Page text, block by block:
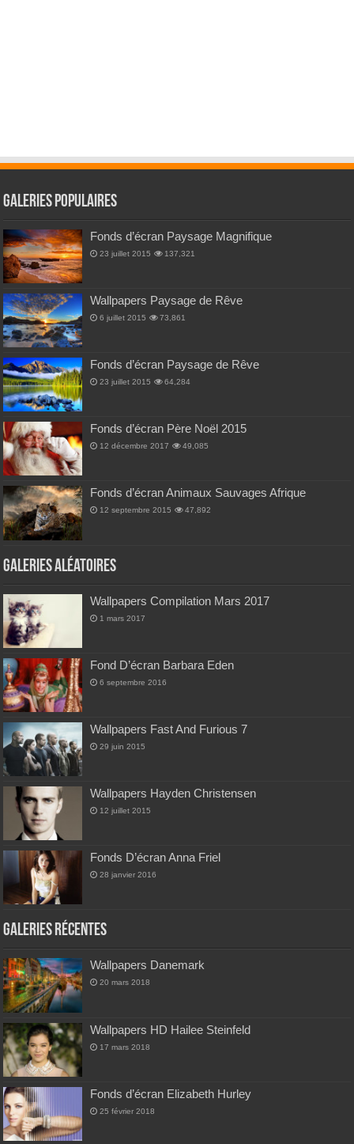
Galeries Populaires
Fonds d’écran Paysage Magnifique
23 juillet 2015 137,321
Wallpapers Paysage de Rêve
6 juillet 2015 73,861
Fonds d’écran Paysage de Rêve
23 juillet 2015 64,284
Fonds d’écran Père Noël 2015
12 décembre 2017 49,085
Fonds d’écran Animaux Sauvages Afrique
12 septembre 2015 47,892
Galeries Aléatoires
Wallpapers Compilation Mars 2017
1 mars 2017
Fond D’écran Barbara Eden
6 septembre 2016
Wallpapers Fast And Furious 7
29 juin 2015
Wallpapers Hayden Christensen
12 juillet 2015
Fonds D’écran Anna Friel
28 janvier 2016
Galeries Récentes
Wallpapers Danemark
20 mars 2018
Wallpapers HD Hailee Steinfeld
17 mars 2018
Fonds d’écran Elizabeth Hurley
25 février 2018